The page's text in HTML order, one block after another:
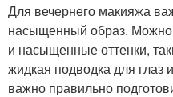
Для вечернего макияжа
насыщенный образ. Можно
и насыщенные оттенки,
жидкая подводка для
важно правильно